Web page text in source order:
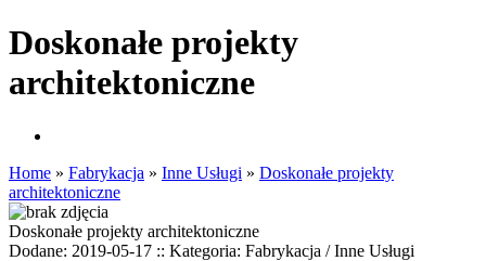
Doskonałe projekty
architektoniczne
Home » Fabrykacja » Inne Usługi » Doskonałe projekty
architektoniczne
Doskonałe projekty architektoniczne
Dodane: 2019-05-17 :: Kategoria: Fabrykacja / Inne Usługi